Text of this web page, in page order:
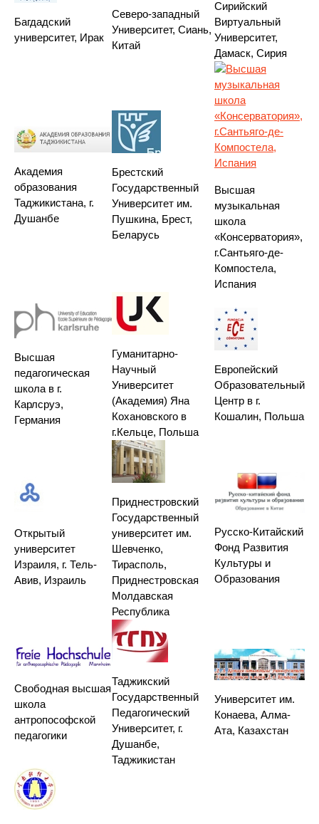
Багдадский
университет, Ирак
Cеверо-западный
Университет, Сиань,
Китай
Cирийский
Виртуальный
Университет,
Дамаск, Сирия
Академия
образования
Таджикистана, г.
Душанбе
Брестский
Государственный
Университет им.
Пушкина, Брест,
Беларусь
Высшая
музыкальная
школа
«Консерватория»,
г.Сантьяго-де-
Компостела,
Испания
Высшая
педагогическая
школа в г.
Карлсруэ,
Германия
Гуманитарно-
Научный
Университет
(Академия) Яна
Кохановского в
г.Кельце, Польша
Европейский
Образовательный
Центр в г.
Кошалин, Польша
Открытый
университет
Израиля, г. Тель-
Авив, Израиль
Приднестровский
Государственный
университет им.
Шевченко,
Тирасполь,
Приднестровская
Молдавская
Республика
Русско-Китайский
Фонд Развития
Культуры и
Образования
Свободная высшая
школа
антропософской
педагогики
Таджикский
Государственный
Педагогический
Университет, г.
Душанбе,
Таджикистан
Университет им.
Конаева, Алма-
Ата, Казахстан